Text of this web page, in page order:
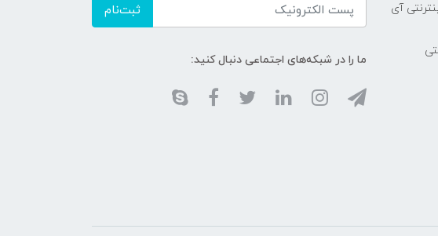
آی
ثبت‌نام
ما را در شبکه‌های اجتماعی دنبال کنید: